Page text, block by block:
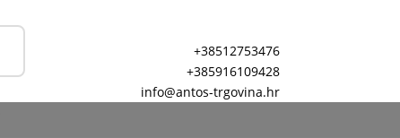
+38512753476
+385916109428
info@antos-trgovina.hr